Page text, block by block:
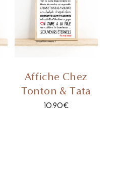
Affiche Chez
Tonton & Tata
10.90€